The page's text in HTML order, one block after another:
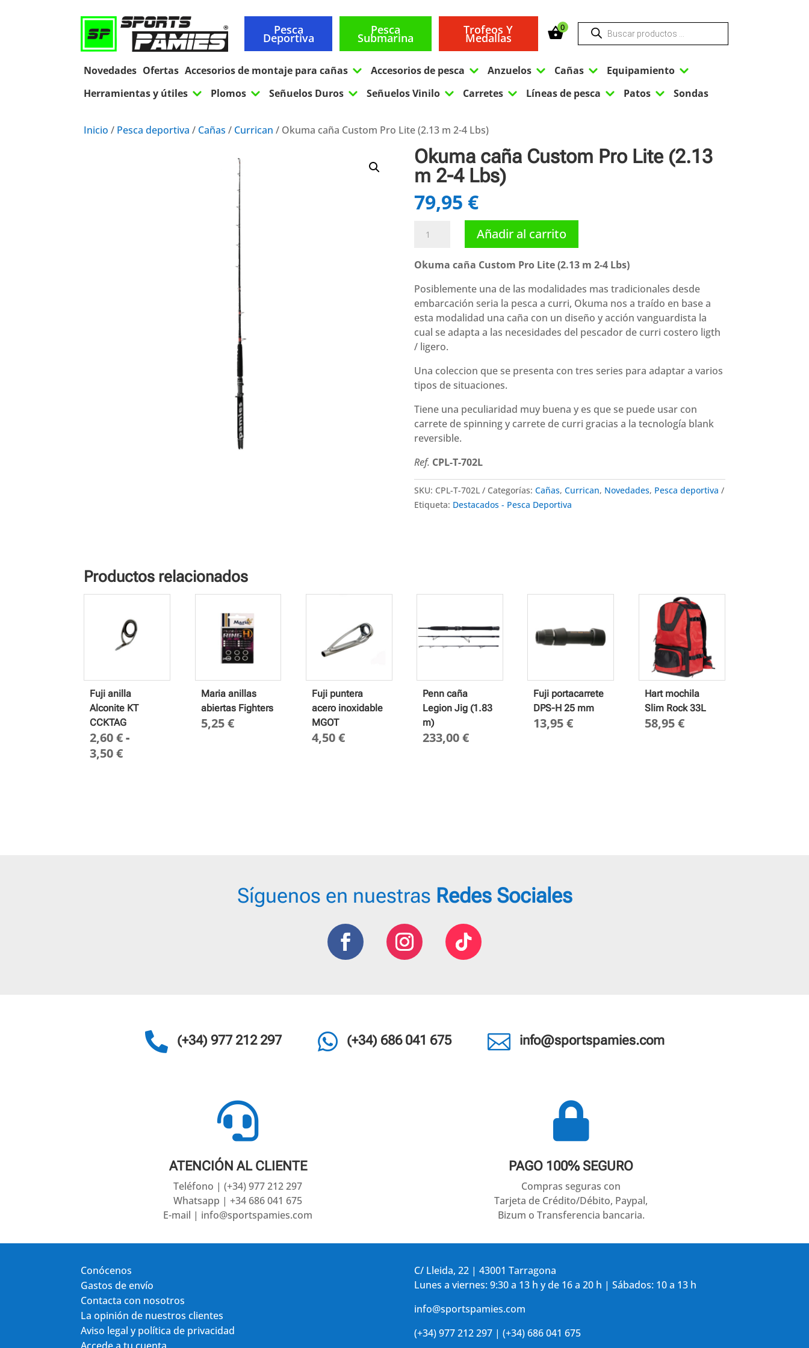
Pesca
Deportiva
Pesca
Submarina
Trofeos Y
Medallas
0 Búsqueda
productos
Novedades Ofertas Accesorios de montaje para cañas 3 Accesorios de pesca 3 Anzuelos 3 Cañas 3 Equipamiento 3
Herramientas y útiles 3 Plomos 3 Señuelos Duros 3 Señuelos Vinilo 3 Carretes 3 Líneas de pesca 3 Patos 3 Sondas
Inicio / Pesca deportiva / Cañas / Currican / Okuma caña Custom Pro Lite (2.13 m 2-4 Lbs)
Okuma caña Custom Pro Lite (2.13
m 2-4 Lbs)
79,95 €
caña
Pro
Lite
(2.13
m
2-
4
Lbs)
cantidad
Añadir al carrito
Okuma caña Custom Pro Lite (2.13 m 2-4 Lbs)
Posiblemente una de las modalidades mas tradicionales desde
embarcación seria la pesca a curri, Okuma nos a traído en base a
esta modalidad una caña con un diseño y acción vanguardista la
cual se adapta a las necesidades del pescador de curri costero ligth
/ ligero.
Una coleccion que se presenta con tres series para adaptar a varios
tipos de situaciones.
Tiene una peculiaridad muy buena y es que se puede usar con
carrete de spinning y carrete de curri gracias a la tecnología blank
reversible.
Ref. CPL-T-702L
SKU: CPL-T-702L Categorías: Cañas, Currican, Novedades, Pesca deportiva
Etiqueta: Destacados - Pesca Deportiva
Productos relacionados
Fuji anilla
Alconite KT
CCKTAG
2,60€ -
3,50€Rango
Maria anillas
abiertas Fighters
5,25€
Fuji puntera
acero inoxidable
MGOT
4,50€
Penn caña
Legion Jig (1.83
m)
233,00€
Fuji portacarrete
DPS-H 25 mm
13,95€
Hart mochila
Slim Rock 33L
58,95€
Síguenos en nuestras Redes Sociales
 (+34) 977 212 297  (+34) 686 041 675  info@sportspamies.com

ATENCIÓN AL CLIENTE
Teléfono | (+34) 977 212 297
Whatsapp | +34 686 041 675
E-mail | info@sportspamies.com

PAGO 100% SEGURO
Compras seguras con
Tarjeta de Crédito/Débito, Paypal,
Bizum o Transferencia bancaria.
Conócenos
Gastos de envío
Contacta con nosotros
La opinión de nuestros clientes
Aviso legal y política de privacidad
C/ Lleida, 22 | 43001 Tarragona
Lunes a viernes: 9:30 a 13 h y de 16 a 20 h | Sábados: 10 a 13 h
info@sportspamies.com
(+34) 977 212 297 | (+34) 686 041 675